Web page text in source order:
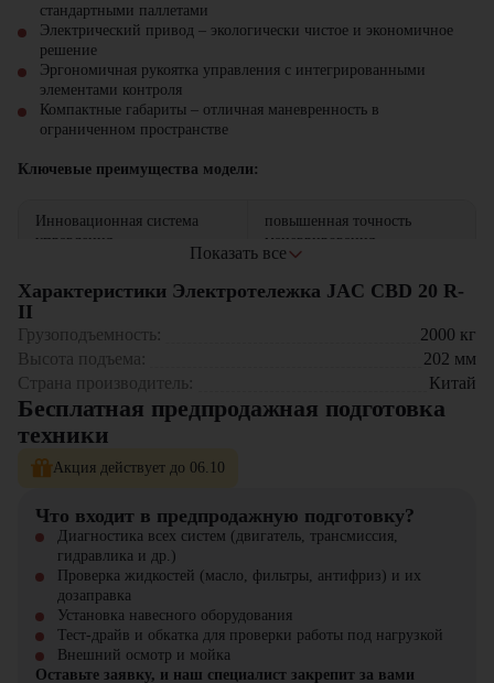
стандартными паллетами
Электрический привод – экологически чистое и экономичное
решение
Эргономичная рукоятка управления с интегрированными
элементами контроля
Компактные габариты – отличная маневренность в
ограниченном пространстве
Ключевые преимущества модели:
Инновационная система
управления
повышенная точность
маневрирования
Усиленная конструкция
повышенный срок службы
Пониженный уровень шума
Модернизированная
Современные складские комплексы– ежедневная обработка
товарных потоков
Производственные цеха – транспортировка комплектующих и
готовой продукции
Крупные торговые сети – перемещение товаров в торговых
залах и на складах
Логистические центры– быстрая обработка входящих/
исходящих грузов
Показать все
Характеристики Электротележка JAC CBD 20 R-
II
Грузоподъемность: 2000 кг
Высота подъема:
202 мм
Страна производитель:
Китай
Бесплатная предпродажная подготовка
техники
Акция действует до 06.10
Что входит в предпродажную подготовку?
Диагностика всех систем (двигатель, трансмиссия,
гидравлика и др.)
Проверка жидкостей (масло, фильтры, антифриз) и их
дозаправка
Установка навесного оборудования
Тест-драйв и обкатка для проверки работы под нагрузкой
Внешний осмотр и мойка
Оставьте заявку, и наш специалист закрепит за вами